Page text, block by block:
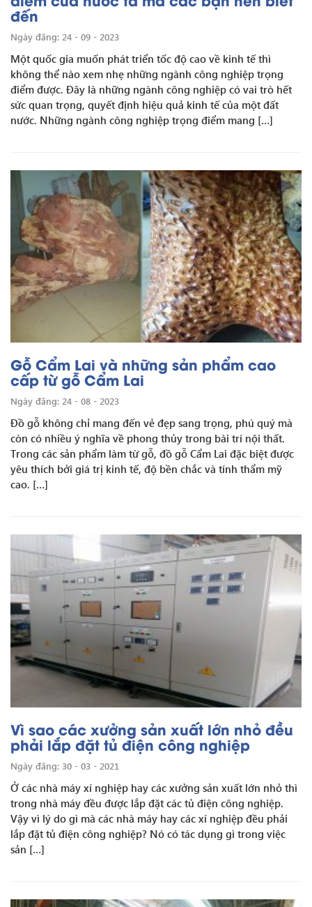
đến
Ngày đăng: 24 - 09 - 2023
Một quốc gia muốn phát triển tốc độ cao về kinh tế thì
không thể nào xem nhẹ những ngành công nghiệp trọng
điểm được. Đây là những ngành công nghiệp có vai trò hết
sức quan trọng, quyết định hiệu quả kinh tế của một đất
nước. Những ngành công nghiệp trọng điểm mang […]
Gỗ Cẩm Lai và những sản phẩm cao
cấp từ gỗ Cẩm Lai
Ngày đăng: 24 - 08 - 2023
Đồ gỗ không chỉ mang đến vẻ đẹp sang trọng, phú quý mà
còn có nhiều ý nghĩa về phong thủy trong bài trí nội thất.
Trong các sản phẩm làm từ gỗ, đồ gỗ Cẩm Lai đặc biệt được
yêu thích bởi giá trị kinh tế, độ bền chắc và tính thẩm mỹ
cao. […]
Vì sao các xưởng sản xuất lớn nhỏ đều
phải lắp đặt tủ điện công nghiệp
Ngày đăng: 30 - 03 - 2021
Ở các nhà máy xí nghiệp hay các xưởng sản xuất lớn nhỏ thì
trong nhà máy đều được lắp đặt các tủ điện công nghiệp.
Vậy vì lý do gì mà các nhà máy hay các xí nghiệp đều phải
lắp đặt tủ điện công nghiệp? Nó có tác dụng gì trong việc
sản […]